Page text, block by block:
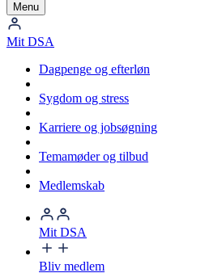
Menu
Mit DSA
Dagpenge og efterløn
Sygdom og stress
Karriere og jobsøgning
Temamøder og tilbud
Medlemskab
Mit DSA
Bliv medlem